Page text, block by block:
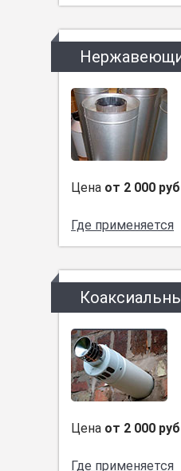
Цена от 2 000 руб
Где применяется
Цена от 2 000 руб
Где применяется